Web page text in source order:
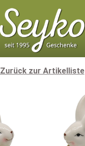
Zurück zur Artikelliste